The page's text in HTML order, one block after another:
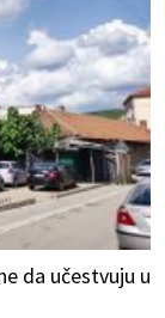
da učestvuju u